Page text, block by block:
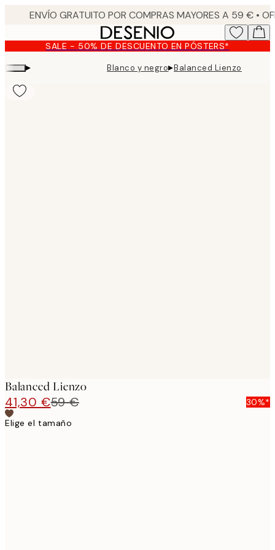
content.SALE - 50% DE DESCUENTO EN PÓSTERS*
▸ Blanco y negro▸Balanced Lienzo
Balanced Lienzo
41,30 €59 €
30%*
Elige el tamaño